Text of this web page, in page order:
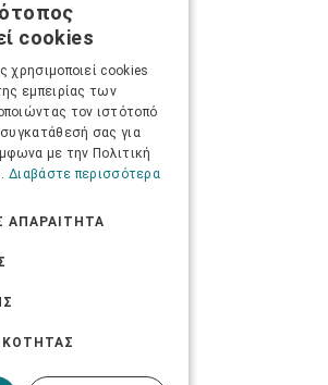
cookies
χρησιμοποιεί cookies
εμπειρίας των
τον ιστότοπό
σας για
με την Πολιτική
Διαβάστε περισσότερα
ΑΠΑΡΑΊΤΗΤΑ